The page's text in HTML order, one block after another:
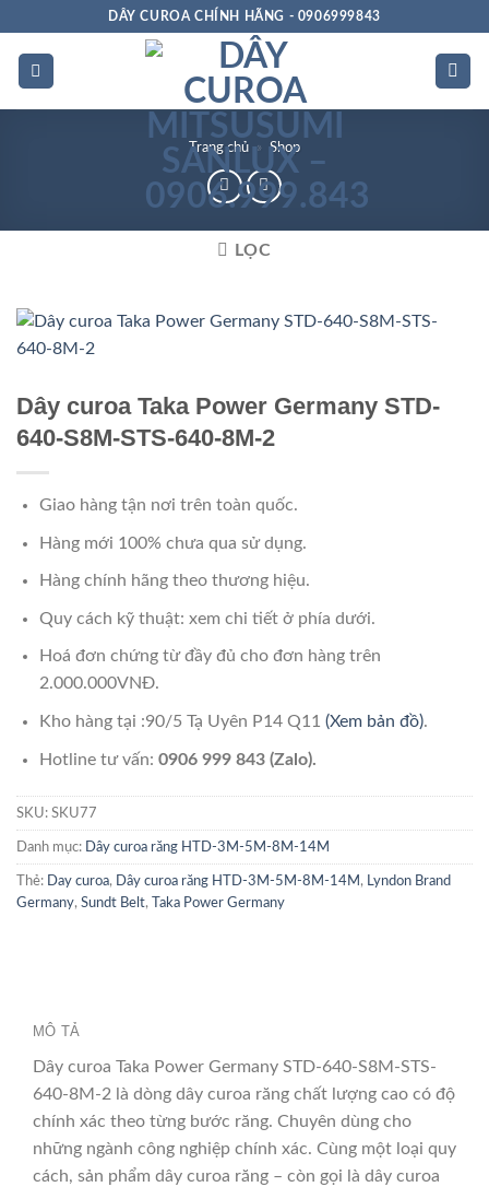
dung
DÂY CUROA CHÍNH HÃNG - 0906999843
Trang chủ » Shop
LỌC
Dây curoa Taka Power Germany STD-
640-S8M-STS-640-8M-2
Giao hàng tận nơi trên toàn quốc.
Hàng mới 100% chưa qua sử dụng.
Hàng chính hãng theo thương hiệu.
Quy cách kỹ thuật: xem chi tiết ở phía dưới.
Hoá đơn chứng từ đầy đủ cho đơn hàng trên
2.000.000VNĐ.
Kho hàng tại :90/5 Tạ Uyên P14 Q11 (Xem bản đồ).
Hotline tư vấn: 0906 999 843 (Zalo).
SKU: SKU77
Danh mục: Dây curoa răng HTD-3M-5M-8M-14M
Thẻ: Day curoa, Dây curoa răng HTD-3M-5M-8M-14M ,
Lyndon Brand
Germany, Sundt Belt, Taka Power Germany
MÔ TẢ
Dây curoa Taka Power Germany STD-640-S8M-STS-
640-8M-2 là dòng dây curoa răng chất lượng cao có độ
chính xác theo từng bước răng. Chuyên dùng cho
những ngành công nghiệp chính xác. Cùng một loại quy
cách, sản phẩm dây curoa răng – còn gọi là dây curoa